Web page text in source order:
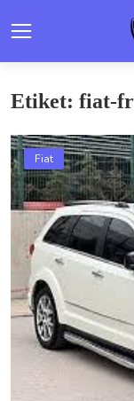
Etiket: fiat-
Fiat